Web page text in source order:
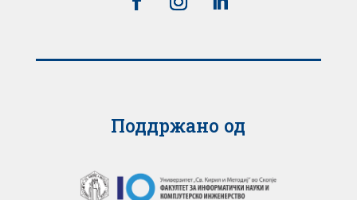
Поддржано од